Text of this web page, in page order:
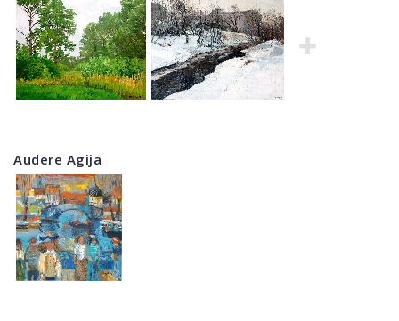
Audere Agija